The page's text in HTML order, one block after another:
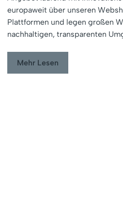
europaweit über unseren
Plattformen und legen großen
nachhaltigen, transparenten
Mehr Lesen